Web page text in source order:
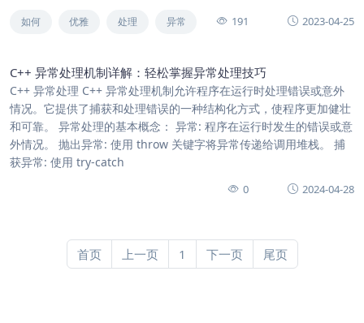
如何 优雅 处理 异常 191 2023-04-25
C++ 异常处理机制详解：轻松掌握异常处理技巧
C++ 异常处理 C++ 异常处理机制允许程序在运行时处理错误或意外
情况。它提供了捕获和处理错误的一种结构化方式，使程序更加健壮
和可靠。 异常处理的基本概念： 异常: 程序在运行时发生的错误或意
外情况。 抛出异常: 使用 throw 关键字将异常传递给调用堆栈。 捕
获异常: 使用 try-catch
0 2024-04-28
首页 上一页 1 下一页 尾页